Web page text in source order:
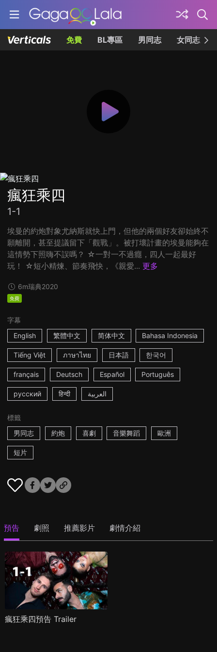
免費 BL專區 男同志 女同志
瘋狂乘四
1-1
埃曼的約炮對象尤納斯就快上門，但他的兩個好友卻始終不
願離開，甚至提議留下「觀戰」。被打壞計畫的埃曼能夠在
這情勢下照嗨不誤嗎？ ☆一對一不過癮，四人一起最好
玩！ ☆短小精煉、節奏飛快，《親愛... 更多
6m瑞典2020
免費
字幕
English
繁體中文 简体中文 Bahasa Indonesia
Tiếng Việt ภาษาไทย 日本語 한국어
français Deutsch Español Português
русский हिन्दी العربية
標籤
男同志
約炮 喜劇 音樂舞蹈 歐洲
短片
預告 劇照 推薦影片 劇情介紹
瘋狂乘四預告 Trailer